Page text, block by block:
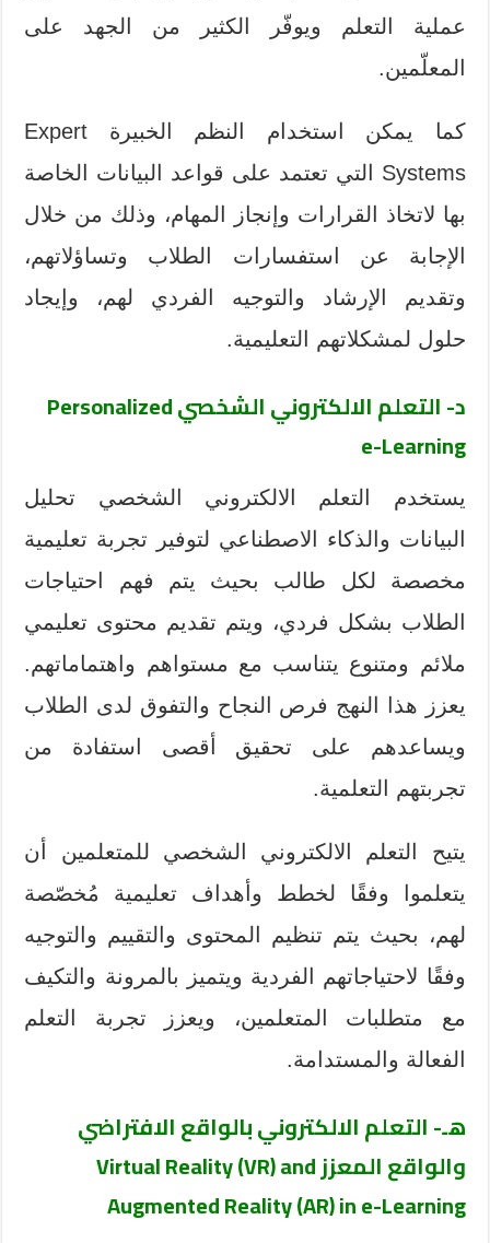
عملية التعلم ويوفّر الكثير من الجهد على
المعلّمين.
كما يمكن استخدام النظم الخبيرة Expert
Systems التي تعتمد على قواعد البيانات الخاصة
بها لاتخاذ القرارات وإنجاز المهام، وذلك من خلال
الإجابة عن استفسارات الطلاب وتساؤلاتهم،
وتقديم الإرشاد والتوجيه الفردي لهم، وإيجاد
حلول لمشكلاتهم التعليمية.
د- التعلم الالكتروني الشخصيPersonalized
e-Learning
يستخدم التعلم الالكتروني الشخصي تحليل
البيانات والذكاء الاصطناعي لتوفير تجربة تعليمية
مخصصة لكل طالب بحيث يتم فهم احتياجات
الطلاب بشكل فردي، ويتم تقديم محتوى تعليمي
ملائم ومتنوع يتناسب مع مستواهم واهتماماتهم.
يعزز هذا النهج فرص النجاح والتفوق لدى الطلاب
ويساعدهم على تحقيق أقصى استفادة من
تجربتهم التعلمية.
يتيح التعلم الالكتروني الشخصي للمتعلمين أن
يتعلموا وفقًا لخطط وأهداف تعليمية مُخصّصة
لهم، بحيث يتم تنظيم المحتوى والتقييم والتوجيه
وفقًا لاحتياجاتهم الفردية ويتميز بالمرونة والتكيف
مع متطلبات المتعلمين، ويعزز تجربة التعلم
الفعالة والمستدامة.
هـ- التعلم الالكتروني بالواقع الافتراضي
والواقع المعززVirtual Reality (VR) and
Augmented Reality (AR) in e-Learning